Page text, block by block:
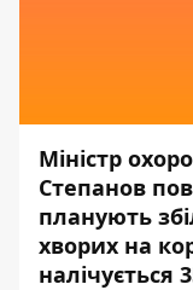
Міністр
Степанов
планують
хворих на
налічується